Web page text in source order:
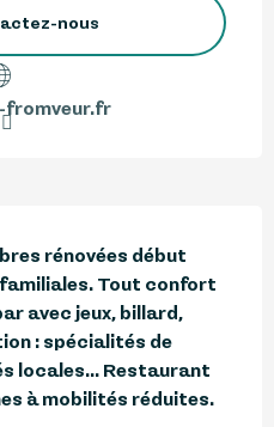
nous
fromveur.fr
rénovées début
Tout confort
avec jeux, billard,
: spécialités de
locales... Restaurant
à mobilités réduites.